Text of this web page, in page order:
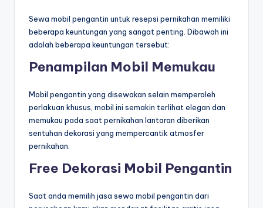
Sewa mobil pengantin untuk resepsi pernikahan memiliki
beberapa keuntungan yang sangat penting. Dibawah ini
adalah beberapa keuntungan tersebut:
Penampilan Mobil Memukau
Mobil pengantin yang disewakan selain memperoleh
perlakuan khusus, mobil ini semakin terlihat elegan dan
memukau pada saat pernikahan lantaran diberikan
sentuhan dekorasi yang mempercantik atmosfer
pernikahan.
Free Dekorasi Mobil Pengantin
Saat anda memilih jasa sewa mobil pengantin dari